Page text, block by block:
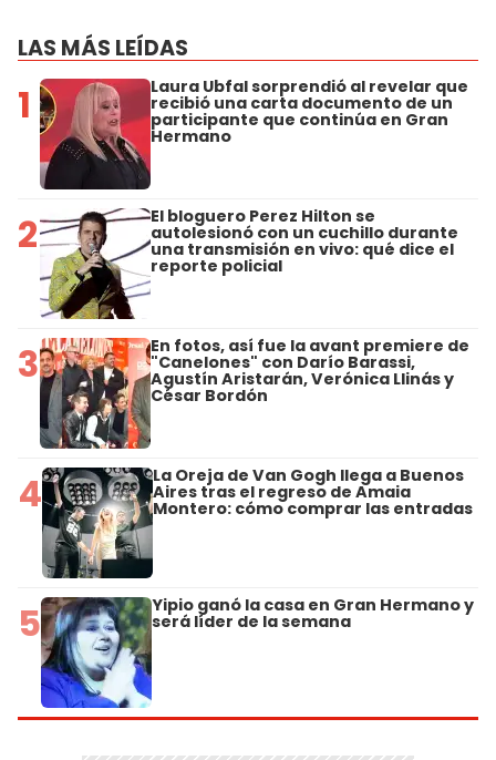
LAS MÁS LEÍDAS
1 Laura Ubfal sorprendió al revelar que
recibió una carta documento de un
participante que continúa en Gran
Hermano
2 El bloguero Perez Hilton se
autolesionó con un cuchillo durante
una transmisión en vivo: qué dice el
reporte policial
3 En fotos, así fue la avant premiere de
"Canelones" con Darío Barassi,
Agustín Aristarán, Verónica Llinás y
César Bordón
4 La Oreja de Van Gogh llega a Buenos
Aires tras el regreso de Amaia
Montero: cómo comprar las entradas
5 Yipio ganó la casa en Gran Hermano y
será líder de la semana